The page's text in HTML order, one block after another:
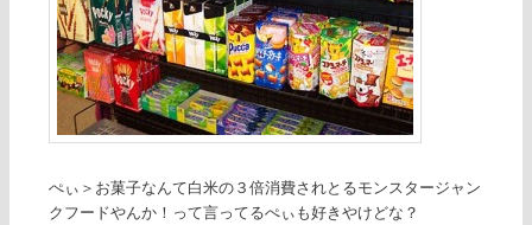
ぺぃ＞お菓子なんて白米の３倍消費されとるモンスタージャン
クフードやんか！って言ってるぺぃも好きやけどな？